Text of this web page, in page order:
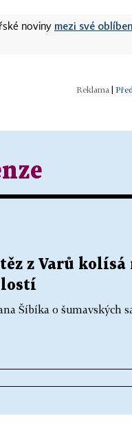
noviny mezi své
|
z Varů kolísá
Šíbíka o šumavských